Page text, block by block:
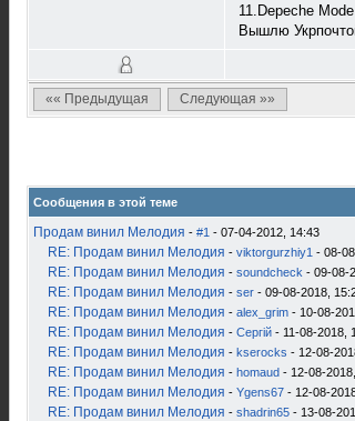
11.Depeche
Вышлю
«« Предыдущая
Следующая »»
Сообщения в этой теме
Продам винил Мелодия - #1 - 07-04-2012, 14:43
RE: Продам винил Мелодия - viktorgurzhiy1 - 08-
RE: Продам винил Мелодия - soundcheck - 09-08-
RE: Продам винил Мелодия - ser - 09-08-2018,
RE: Продам винил Мелодия - alex_grim - 10-08-
RE: Продам винил Мелодия - Сергій - 11-08-2018,
RE: Продам винил Мелодия - kserocks - 12-08-
RE: Продам винил Мелодия - homaud - 12-08-
RE: Продам винил Мелодия - Ygens67 - 12-08-
RE: Продам винил Мелодия - shadrin65 - 13-08-